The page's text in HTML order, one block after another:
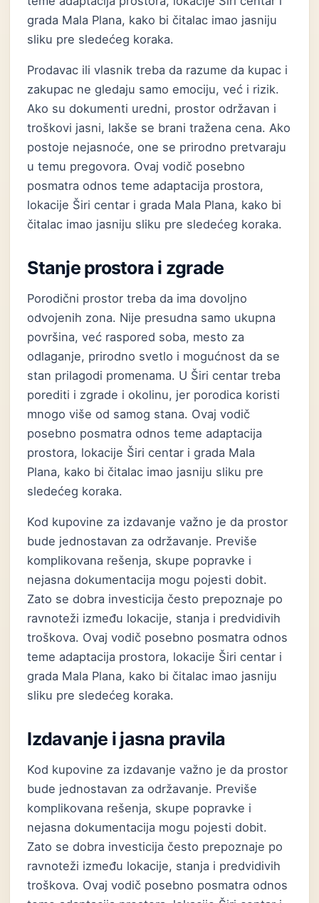
grada Mala Plana, kako bi čitalac imao jasniju
sliku pre sledećeg koraka.
Prodavac ili vlasnik treba da razume da kupac i
zakupac ne gledaju samo emociju, već i rizik.
Ako su dokumenti uredni, prostor održavan i
troškovi jasni, lakše se brani tražena cena. Ako
postoje nejasnoće, one se prirodno pretvaraju
u temu pregovora. Ovaj vodič posebno
posmatra odnos teme adaptacija prostora,
lokacije Širi centar i grada Mala Plana, kako bi
čitalac imao jasniju sliku pre sledećeg koraka.
Stanje prostora i zgrade
Porodični prostor treba da ima dovoljno
odvojenih zona. Nije presudna samo ukupna
površina, već raspored soba, mesto za
odlaganje, prirodno svetlo i mogućnost da se
stan prilagodi promenama. U Širi centar treba
porediti i zgrade i okolinu, jer porodica koristi
mnogo više od samog stana. Ovaj vodič
posebno posmatra odnos teme adaptacija
prostora, lokacije Širi centar i grada Mala
Plana, kako bi čitalac imao jasniju sliku pre
sledećeg koraka.
Kod kupovine za izdavanje važno je da prostor
bude jednostavan za održavanje. Previše
komplikovana rešenja, skupe popravke i
nejasna dokumentacija mogu pojesti dobit.
Zato se dobra investicija često prepoznaje po
ravnoteži između lokacije, stanja i predvidivih
troškova. Ovaj vodič posebno posmatra odnos
teme adaptacija prostora, lokacije Širi centar i
grada Mala Plana, kako bi čitalac imao jasniju
sliku pre sledećeg koraka.
Izdavanje i jasna pravila
Kod kupovine za izdavanje važno je da prostor
bude jednostavan za održavanje. Previše
komplikovana rešenja, skupe popravke i
nejasna dokumentacija mogu pojesti dobit.
Zato se dobra investicija često prepoznaje po
ravnoteži između lokacije, stanja i predvidivih
troškova. Ovaj vodič posebno posmatra odnos